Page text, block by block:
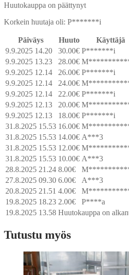
Huutokauppa on päättynyt
Korkein huutaja oli: P*******i
Päiväys Huuto Käyttäjä
9.9.2025 14.20
30.00€ P*******i
9.9.2025 13.23
28.00€
9.9.2025 12.14
26.00€ P*******i
9.9.2025 12.14
24.00€
9.9.2025 12.14
22.00€ P*******i
9.9.2025 12.13
20.00€
9.9.2025 12.13
18.00€ P*******i
31.8.2025 15.53 16.00€
31.8.2025 15.53 14.00€ A***3
31.8.2025 15.53 12.00€
31.8.2025 15.53 10.00€ A***3
28.8.2025 21.24 8.00€
27.8.2025 09.30 6.00€
A***3
20.8.2025 21.51 4.00€
19.8.2025 18.23 2.00€
P****a
19.8.2025 13.58 Huutokauppa on
Tutustu myös